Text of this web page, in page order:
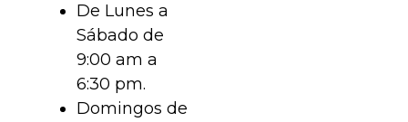
De Lunes a
Sábado de
9:00 am a
6:30 pm.
Domingos de